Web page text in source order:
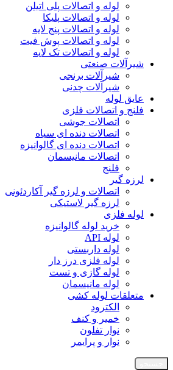
لوله و اتصالات پلی اتیلن
لوله و اتصالات پلیکا
لوله و اتصالات پنج لایه
لوله و اتصالات پوش فیت
لوله و اتصالات تک لایه
شیرآلات صنعتی
شیرآلات برنجی
شیرآلات چدنی
عایق لوله
فلنج و اتصالات فلزی
اتصالات جوشی
اتصالات دنده ای سیاه
اتصالات دنده ای گالوانیزه
اتصالات مانیسمان
فلنج
لرزه گیر
اتصالات و لرزه گیر آکاردئونی
لرزه گیر لاستیکی
لوله فلزی
خرید لوله گالوانیزه
لوله API
لوله داربستی
لوله فلزی درز دار
لوله گازی و تست
لوله مانیسمان
متعلقات لوله کشی
الکترود
خمیر و کنف
نوار تفلون
نوار و پرایمر